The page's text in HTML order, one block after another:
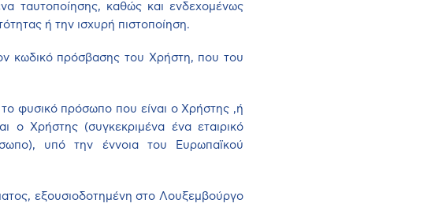
ταυτοποίησης, καθώς και ενδεχομένως
ή την ισχυρή πιστοποίηση.
κωδικό πρόσβασης του Χρήστη, που του
φυσικό πρόσωπο που είναι ο Χρήστης ,ή
ο Χρήστης (συγκεκριμένα ένα εταιρικό
υπό την έννοια του Ευρωπαϊκού
εξουσιοδοτημένη στο Λουξεμβούργο